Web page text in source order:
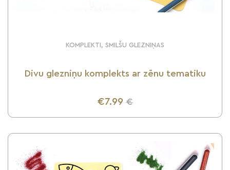
KOMPLEKTI, SMILŠU GLEZNIŅAS
Divu glezniņu komplekts ar zēnu tematiku
€7.99 €
UZZINI VAIRĀK